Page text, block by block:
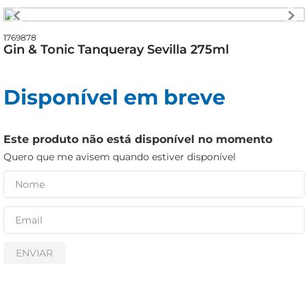
1769878
Gin & Tonic Tanqueray Sevilla 275ml
Disponível em breve
Este produto não está disponível no momento
Quero que me avisem quando estiver disponível
ENVIAR
leite
queijo
biscoito
papel higiênico
cerveja